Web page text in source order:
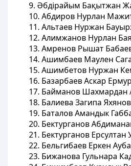
9. Әбдірайым Бақытжан
10. Абдиров Нурлан
11. Альтаев Нуржан
12. Алимжанов Нурлан
13. Амренов Рышат
14. Ашимбаев Маулен
15. Ашимбетов Нуржан
16. Базарбаев Аскар
17. Байманов Шахмардан
18. Балиева Загипа
19. Баталов Амандык
20. Бектурганов
21. Бектурганов Ерсултан
22. Бельгибаев Еркен
23. Бижанова Гульнара